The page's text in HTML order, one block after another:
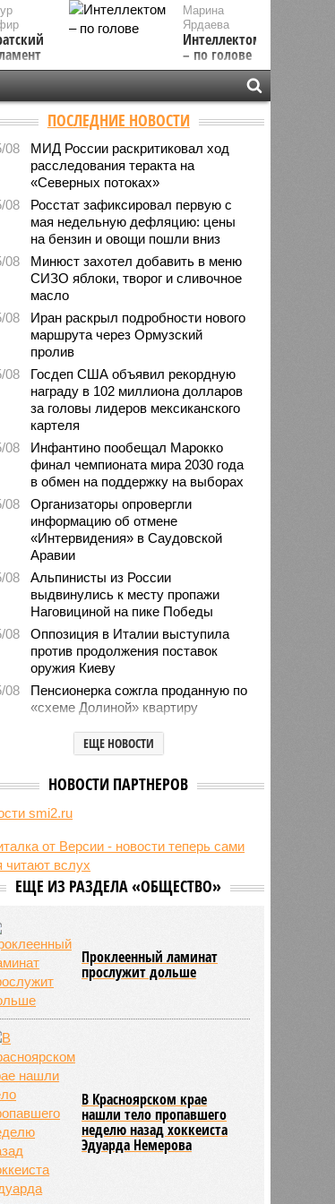
Марина
Ярдаева
Интеллектом
– по голове
ПОСЛЕДНИЕ НОВОСТИ
08
МИД России раскритиковал ход
расследования теракта на
«Северных потоках»
08
Росстат зафиксировал первую с
мая недельную дефляцию: цены
на бензин и овощи пошли вниз
08
Минюст захотел добавить в меню
СИЗО яблоки, творог и сливочное
масло
08
Иран раскрыл подробности нового
маршрута через Ормузский
пролив
08
Госдеп США объявил рекордную
награду в 102 миллиона долларов
за головы лидеров мексиканского
картеля
08
Инфантино пообещал Марокко
финал чемпионата мира 2030 года
в обмен на поддержку на выборах
08
Организаторы опровергли
информацию об отмене
«Интервидения» в Саудовской
Аравии
08
Альпинисты из России
выдвинулись к месту пропажи
Наговициной на пике Победы
08
Оппозиция в Италии выступила
против продолжения поставок
оружия Киеву
08
Пенсионерка сожгла проданную по
«схеме Долиной» квартиру
Microsoft обвинила российских
хакеров в глобальной охоте за
отелях
Тюмени обнаружено превышение
08
ТЦК заработали 3 миллиарда
долларов на «мёртвых душах»
В Испании потребовали исключить
миграционного кризиса
08
Сотрудница полиции помогла
сыну обстрелять конкурирующую
банду
ЕЩЕ НОВОСТИ
НОВОСТИ ПАРТНЕРОВ
smi2.ru
ЕЩЕ ИЗ РАЗДЕЛА «ОБЩЕСТВО»
Проклеенный ламинат
прослужит дольше
В Красноярском крае
нашли тело пропавшего
неделю назад хоккеиста
Эдуарда Немерова